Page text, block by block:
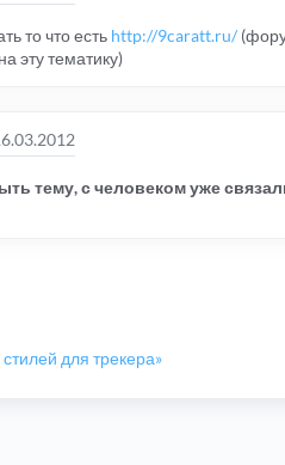
то что есть http://9caratt.ru/
эту тематику)
тему, с человеком уже
для трекера»